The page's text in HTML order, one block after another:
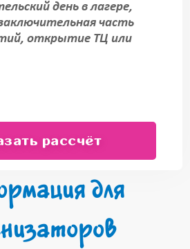
день в лагере,
часть
открытие ТЦ или
рассчёт